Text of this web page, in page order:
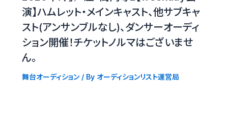
演】ハムレット・メインキャスト、他サブキャ
スト(アンサンブルなし)、ダンサーオーディ
ション開催！チケットノルマはございませ
ん。
舞台オーディション/ By オーディションリスト運営局